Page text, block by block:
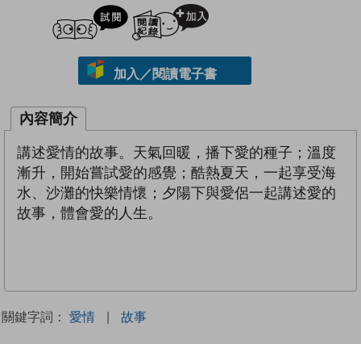
試閲
加入／閱讀電子書
內容簡介
講述愛情的故事。天氣回暖，播下愛的種子；溫度
漸升，開始嘗試愛的感覺；酷熱夏天，一起享受海
水、沙灘的快樂情懷；夕陽下與愛侶一起講述愛的
故事，體會愛的人生。
關鍵字詞： 愛情 | 故事